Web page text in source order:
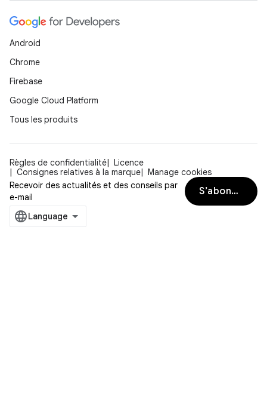
Android
Chrome
Firebase
Google Cloud Platform
Tous les produits
Règles de confidentialité
Licence
Consignes relatives à la marque
Manage cookies
Recevoir des actualités et des conseils par
e-mail
S’abonner